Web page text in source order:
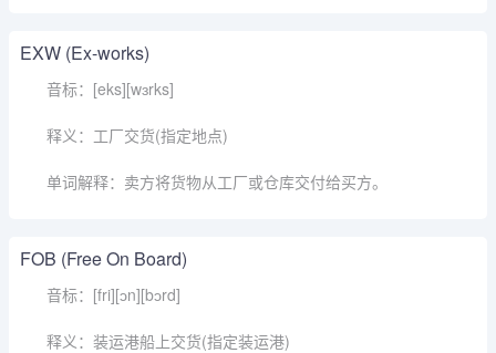
EXW (Ex-works)
音标：[eks][wɜrks]
释义：工厂交货(指定地点)
单词解释：卖方将货物从工厂或仓库交付给买方。
FOB (Free On Board)
音标：[fri][ɔn][bɔrd]
释义：装运港船上交货(指定装运港)